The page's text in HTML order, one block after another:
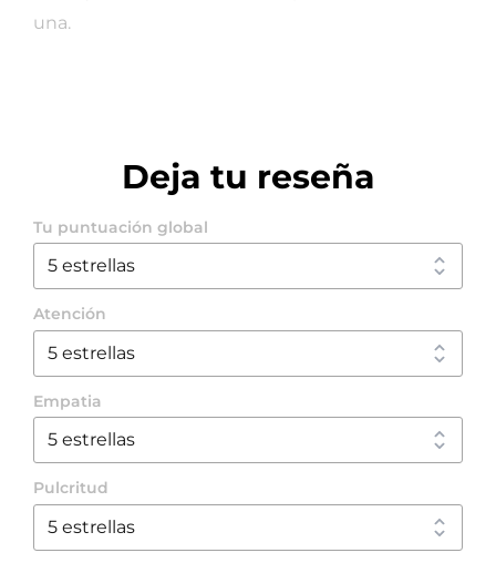
una.
Deja tu reseña
Tu puntuación global
Atención
Empatia
Pulcritud